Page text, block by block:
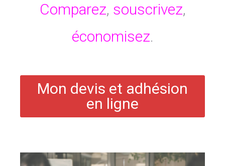
Comparez, souscrivez,
économisez.
Mon devis et adhésion
en ligne